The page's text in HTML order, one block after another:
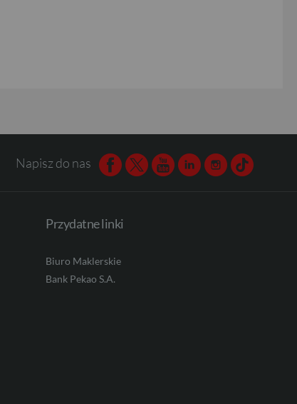
Napisz do nas Facebook
TwitterYoutubeLinkedinInstagram
TikTok
Przydatne linki
Biuro Maklerskie
Bank Pekao S.A.